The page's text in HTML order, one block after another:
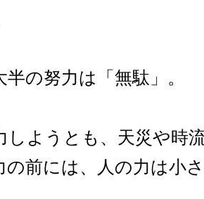
の努力は「無駄」。
しようとも、天災や時
の前には、人の力は小